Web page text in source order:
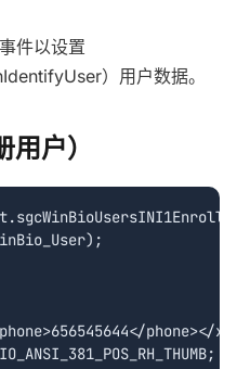
件以设置
）用户数据。
户）
phone></